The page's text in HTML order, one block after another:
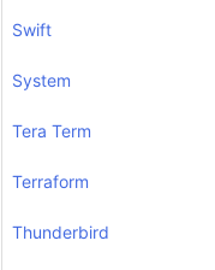
Swift
System
Tera Term
Terraform
Thunderbird